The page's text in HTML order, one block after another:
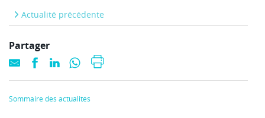
Actualité précédente
Partager
Sommaire des actualités